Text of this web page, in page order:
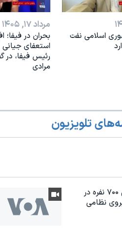
اسلامی نفت
مرداد ۱۷, ۱۴۰۵
بحران در فیفا؛
استعفای جیانی
رئیس فیفا، در
مرادی
تلویزیون
ارتش آمریکا؛ از نيرویی ۷۰۰ نفره در
نظامی